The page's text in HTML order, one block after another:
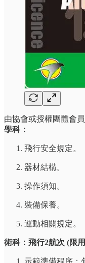
由協會或授權團體會
學科：
飛行安全規定。
器材結構。
操作須知。
裝備保養。
運動相關規定。
術科：飛行2航次 (限